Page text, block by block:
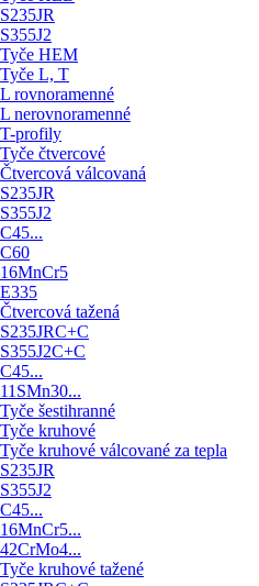
S235JR
S355J2
Tyče HEM
Tyče L, T
L rovnoramenné
L nerovnoramenné
T-profily
Tyče čtvercové
Čtvercová válcovaná
S235JR
S355J2
C45...
C60
16MnCr5
E335
Čtvercová tažená
S235JRC+C
S355J2C+C
C45...
11SMn30...
Tyče šestihranné
Tyče kruhové
Tyče kruhové válcované za tepla
S235JR
S355J2
C45...
16MnCr5...
42CrMo4...
Tyče kruhové tažené